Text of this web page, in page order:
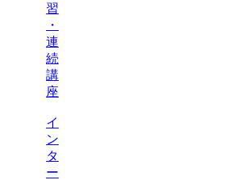
習
・
連
続
講
座
イ
ン
タ
ー